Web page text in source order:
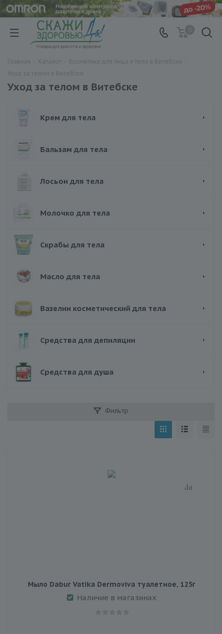
Уход за телом в Витебске
Крем для тела
Бальзам для тела
Лосьон для тела
Молочко для тела
Скрабы для тела
Масло для тела
Вазелин косметический для тела
Средства для депиляции
Средства для душа
Фильтр
Мыло Dabur Vatika Dermoviva туалетное, 125г
Наличие в магазинах